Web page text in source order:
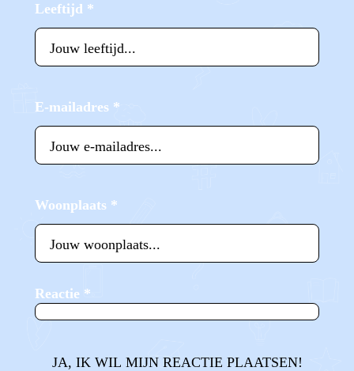
Leeftijd *
E-mailadres *
Woonplaats *
Reactie *
JA, IK WIL MIJN REACTIE PLAATSEN!